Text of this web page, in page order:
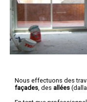
Nous effectuons des
façades , des allées